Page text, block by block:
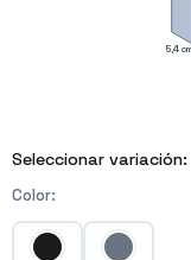
5,4
Seleccionar variación:
Color: